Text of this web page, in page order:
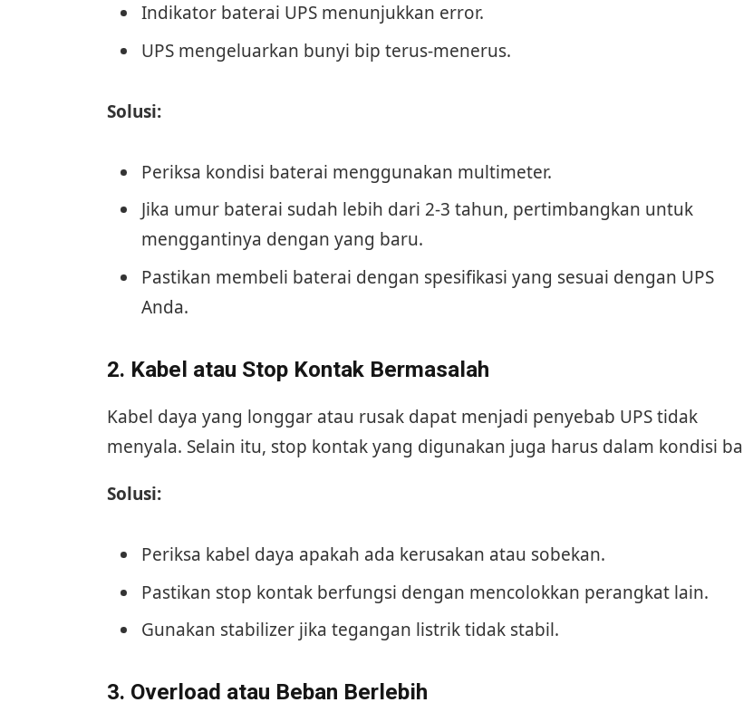
Indikator baterai UPS menunjukkan error.
UPS mengeluarkan bunyi bip terus-menerus.
Solusi:
Periksa kondisi baterai menggunakan multimeter.
Jika umur baterai sudah lebih dari 2-3 tahun, pertimbangkan untuk
menggantinya dengan yang baru.
Pastikan membeli baterai dengan spesifikasi yang sesuai dengan UPS
Anda.
2. Kabel atau Stop Kontak Bermasalah
Kabel daya yang longgar atau rusak dapat menjadi penyebab UPS tidak
menyala. Selain itu, stop kontak yang digunakan juga harus dalam kondisi
Solusi:
Periksa kabel daya apakah ada kerusakan atau sobekan.
Pastikan stop kontak berfungsi dengan mencolokkan perangkat lain.
Gunakan stabilizer jika tegangan listrik tidak stabil.
3. Overload atau Beban Berlebih